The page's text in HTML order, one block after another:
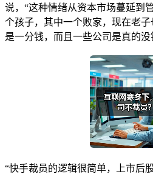
说，“这种情绪从资本市场蔓延到
个孩子，其中一个败家，现在老
是一分钱，而且一些公司是真的没
“快手裁员的逻辑很简单，上市后